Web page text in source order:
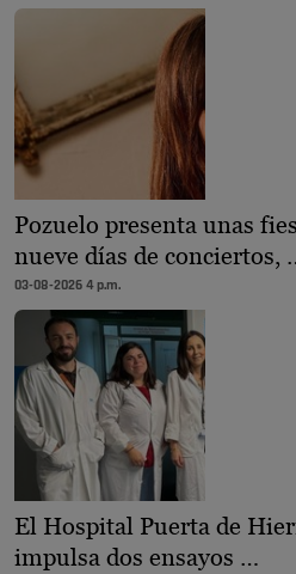
Pozuelo presenta unas
nueve días de conciertos,
03-08-2026 4 p.m.
El Hospital Puerta de
impulsa dos ensayos …